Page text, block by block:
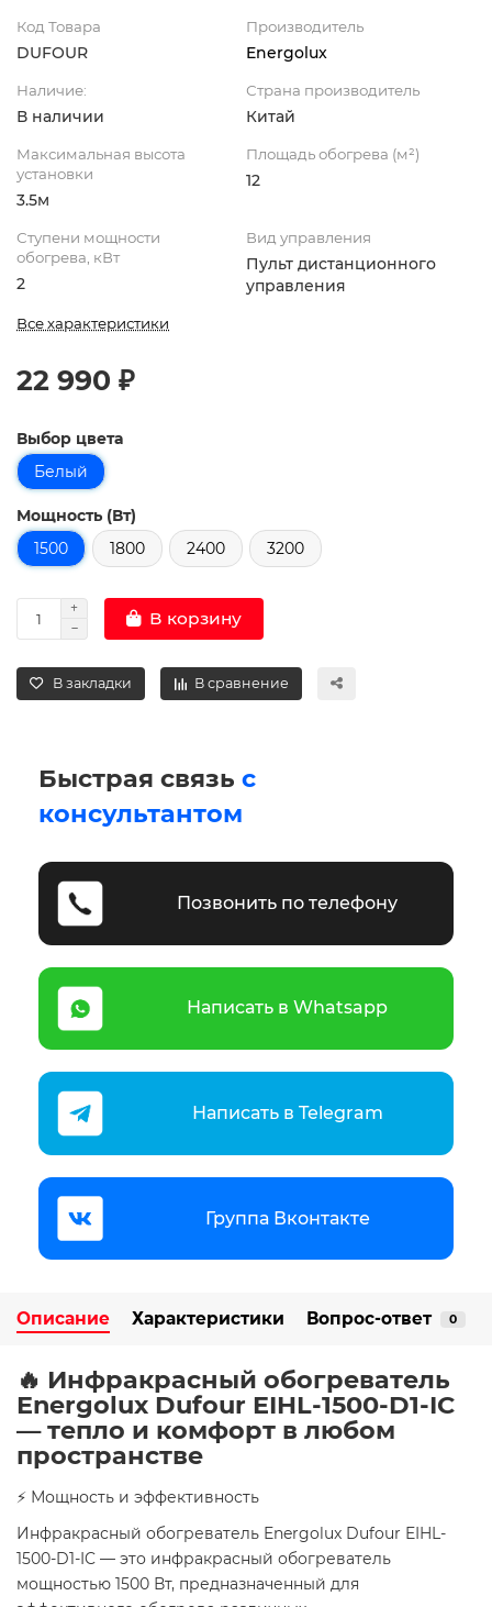
Код Товара
DUFOUR
Производитель
Energolux
Наличие:
В наличии
Страна производитель
Китай
Максимальная высота
установки
3.5м
Площадь обогрева (м²)
12
Ступени мощности
обогрева, кВт
2
Вид управления
Пульт дистанционного
управления
Все характеристики
22 990 ₽
Выбор цвета
Белый
Мощность (Вт)
1500
1800 2400 3200
В корзину
В закладки В сравнение
Быстрая связь с
консультантом
Позвонить по телефону
Написать в Whatsapp
Написать в Telegram
Группа Вконтакте
Описание Характеристики Вопрос-ответ 0
🔥 Инфракрасный обогреватель
Energolux Dufour EIHL-1500-D1-IC
— тепло и комфорт в любом
пространстве
⚡ Мощность и эффективность
Инфракрасный обогреватель Energolux Dufour EIHL-
1500-D1-IC — это инфракрасный обогреватель
мощностью 1500 Вт, предназначенный для